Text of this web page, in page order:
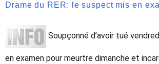
Drame du RER: le suspect mis en
Soupçonné d’avoir tué
en examen pour meurtre dimanche et